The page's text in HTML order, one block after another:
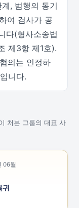
, 범행의 동기
여 검사가 공
다(형사소송법
제3항 제1호).
의는 인정하
니다.
처분 그룹의 대표 사
06월